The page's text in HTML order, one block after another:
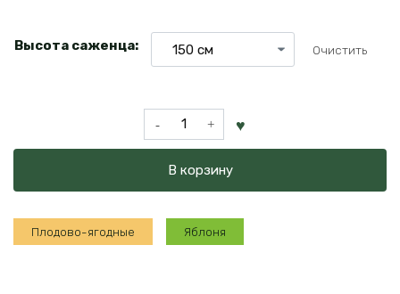
Высота саженца: Очистить
Количество
товара
Жигуленок-
спур
В корзину
Плодово-ягодные Яблоня